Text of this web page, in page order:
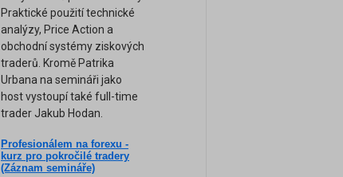
Praktické použití technické
analýzy, Price Action a
obchodní systémy ziskových
traderů. Kromě Patrika
Urbana na semináři jako
host vystoupí také full-time
trader Jakub Hodan.
Profesionálem na forexu -
kurz pro pokročilé tradery
(Záznam semináře)